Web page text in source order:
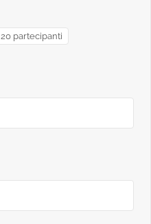
20 partecipanti